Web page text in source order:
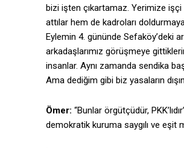
bizi işten çıkartamaz. Yerimize
attılar hem de kadroları
Eylemin 4. gününde Sefaköy’deki
arkadaşlarımız görüşmeye
insanlar. Aynı zamanda sendika
Ama dediğim gibi biz yasaların
Ömer: “Bunlar örgütçüdür,
demokratik kuruma saygılı ve eşit